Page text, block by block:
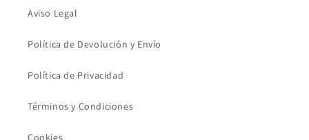
Aviso Legal
Política de Devolución y Envío
Política de Privacidad
Términos y Condiciones
Cookies